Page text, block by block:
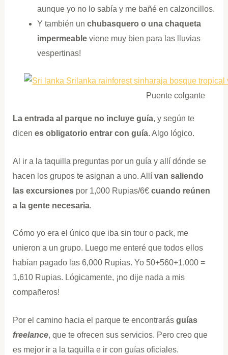
aunque yo no lo sabía y me bañé en calzoncillos.
Y también un chubasquero o una chaqueta
impermeable viene muy bien para las lluvias
vespertinas!
Puente colgante
La entrada al parque no incluye guía, y según te
dicen es obligatorio entrar con guía. Algo lógico.
Al ir a la taquilla preguntas por un guía y allí dónde se
hacen los grupos te asignan a uno. Allí van saliendo
las excursionespor 1,000 Rupias/6€ cuando reúnen
a la gente necesaria.
Cómo yo era el único que iba sin tour o pack, me
unieron a un grupo. Luego me enteré que todos ellos
habían pagado las 6,000 Rupias. Yo 50+560+1,000 =
1,610 Rupias. Lógicamente, ¡no dije nada a mis
compañeros!
Por el camino hacia el parque te encontrarás guías
freelance, que te ofrecen sus servicios. Pero creo que
es mejor ir a la taquilla e ir con guías oficiales.